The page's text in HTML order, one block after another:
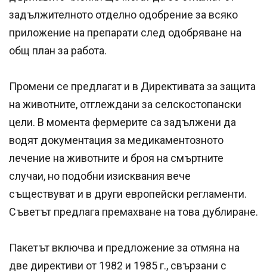
задължителното отделно одобрение за всяко
приложение на препарати след одобряване на
общ план за работа.
Промени се предлагат и в Директивата за защита
на животните, отглеждани за селскостопански
цели. В момента фермерите са задължени да
водят документация за медикаментозното
лечение на животните и броя на смъртните
случаи, но подобни изисквания вече
съществуват и в други европейски регламенти.
Съветът предлага премахване на това дублиране.
Пакетът включва и предложение за отмяна на
две директиви от 1982 и 1985 г., свързани с